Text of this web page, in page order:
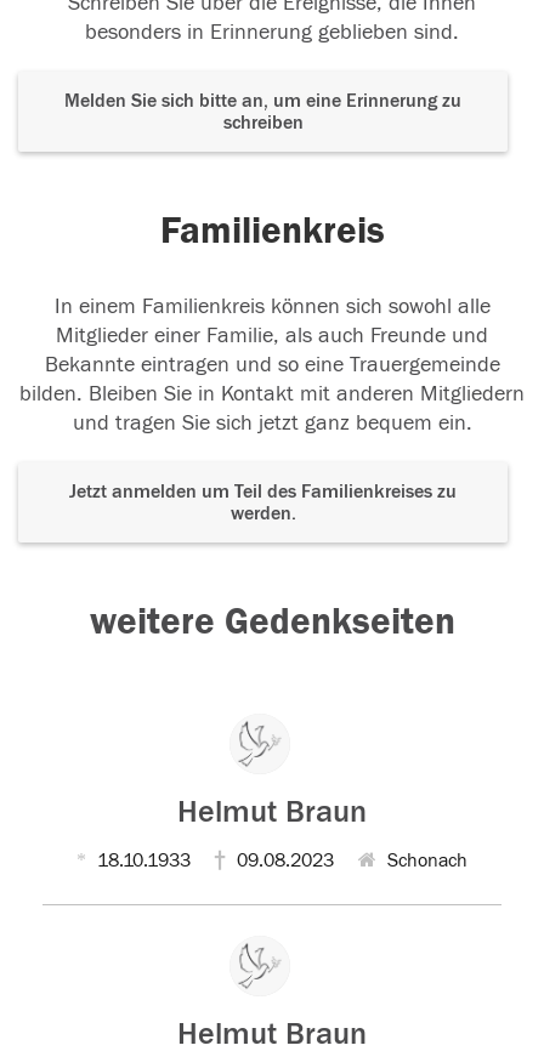
besonders in Erinnerung geblieben sind.
Melden Sie sich bitte an, um eine Erinnerung zu
schreiben
Familienkreis
In einem Familienkreis können sich sowohl alle
Mitglieder einer Familie, als auch Freunde und
Bekannte eintragen und so eine Trauergemeinde
bilden. Bleiben Sie in Kontakt mit anderen Mitgliedern
und tragen Sie sich jetzt ganz bequem ein.
Jetzt anmelden um Teil des Familienkreises zu
werden.
weitere Gedenkseiten
Helmut Braun
18.10.1933 09.08.2023 Schonach
Helmut Braun